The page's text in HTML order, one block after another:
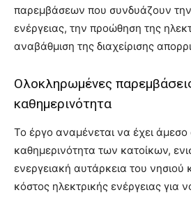
παρεμβάσεων που συνδυάζουν
ενέργειας, την προώθηση της
αναβάθμιση της διαχείρισης
Ολοκληρωμένες
καθημερινότητα
Το έργο αναμένεται να έχει άμεσο
καθημερινότητα των κατοίκων,
ενεργειακή αυτάρκεια του νησιού
κόστος ηλεκτρικής ενέργειας για